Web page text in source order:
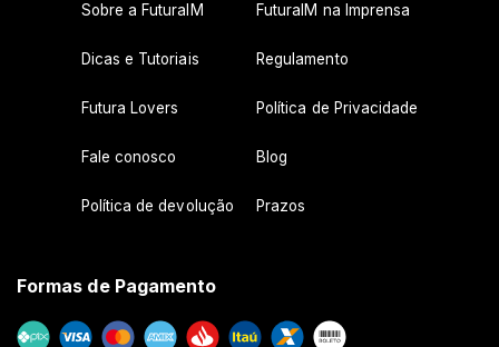
Sobre a FuturaIM FuturaIM na Imprensa
Dicas e Tutoriais Regulamento
Futura Lovers Política de Privacidade
Fale conosco Blog
Política de devolução Prazos
Formas de Pagamento